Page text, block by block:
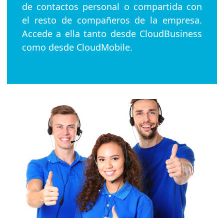
de contactos personal o compartida con
el resto de compañeros de la empresa.
Accede a ella tanto desde CloudBusiness
como desde CloudMobile.